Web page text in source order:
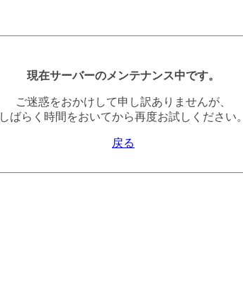
現在サーバーのメンテナンス中です。
ご迷惑をおかけして申し訳ありませんが、
しばらく時間をおいてから再度お試しください。
戻る